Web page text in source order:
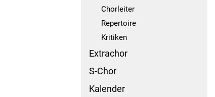
Chorleiter
Repertoire
Kritiken
Extrachor
S-Chor
Kalender